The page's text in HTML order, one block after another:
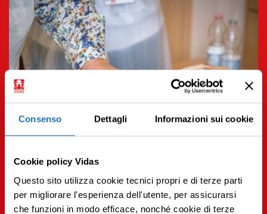
Consenso Dettagli Informazioni sui cookie
Cookie policy Vidas
Questo sito utilizza cookie tecnici propri e di terze parti
per migliorare l'esperienza dell'utente, per assicurarsi
che funzioni in modo efficace, nonché cookie di terze